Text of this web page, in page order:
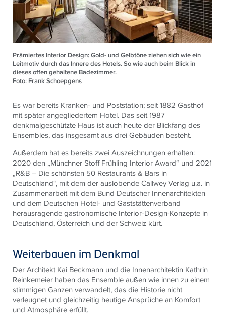
Prämiertes Interior Design: Gold- und Gelbtöne ziehen sich wie ein
Leitmotiv durch das Innere des Hotels. So wie auch beim Blick in
dieses offen gehaltene Badezimmer.
Foto: Frank Schoepgens
Es war bereits Kranken- und Poststation; seit 1882 Gasthof
mit später angegliedertem Hotel. Das seit 1987
denkmalgeschützte Haus ist auch heute der Blickfang des
Ensembles, das insgesamt aus drei Gebäuden besteht.
Außerdem hat es bereits zwei Auszeichnungen erhalten:
2020 den „Münchner Stoff Frühling Interior Award“ und 2021
„R&B – Die schönsten 50 Restaurants & Bars in
Deutschland“, mit dem der auslobende Callwey Verlag u.a. in
Zusammenarbeit mit dem Bund Deutscher Innenarchitekten
und dem Deutschen Hotel- und Gaststättenverband
herausragende gastronomische Interior-Design-Konzepte in
Deutschland, Österreich und der Schweiz kürt.
Weiterbauen im Denkmal
Der Architekt Kai Beckmann und die Innenarchitektin Kathrin
Reinkemeier haben das Ensemble außen wie innen zu einem
stimmigen Ganzen verwandelt, das die Historie nicht
verleugnet und gleichzeitig heutige Ansprüche an Komfort
und Atmosphäre erfüllt.